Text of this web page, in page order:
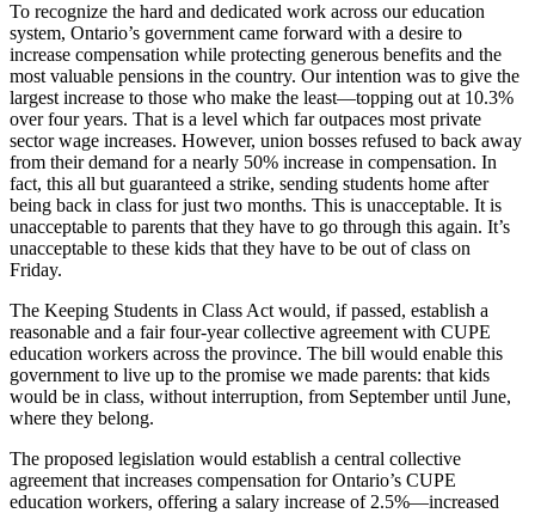
To recognize the hard and dedicated work across our education
system, Ontario’s government came forward with a desire to
increase compensation while protecting generous benefits and the
most valuable pensions in the country. Our intention was to give the
largest increase to those who make the least—topping out at 10.3%
over four years. That is a level which far outpaces most private
sector wage increases. However, union bosses refused to back away
from their demand for a nearly 50% increase in compensation. In
fact, this all but guaranteed a strike, sending students home after
being back in class for just two months. This is unacceptable. It is
unacceptable to parents that they have to go through this again. It’s
unacceptable to these kids that they have to be out of class on
Friday.
The Keeping Students in Class Act would, if passed, establish a
reasonable and a fair four-year collective agreement with CUPE
education workers across the province. The bill would enable this
government to live up to the promise we made parents: that kids
would be in class, without interruption, from September until June,
where they belong.
The proposed legislation would establish a central collective
agreement that increases compensation for Ontario’s CUPE
education workers, offering a salary increase of 2.5%—increased